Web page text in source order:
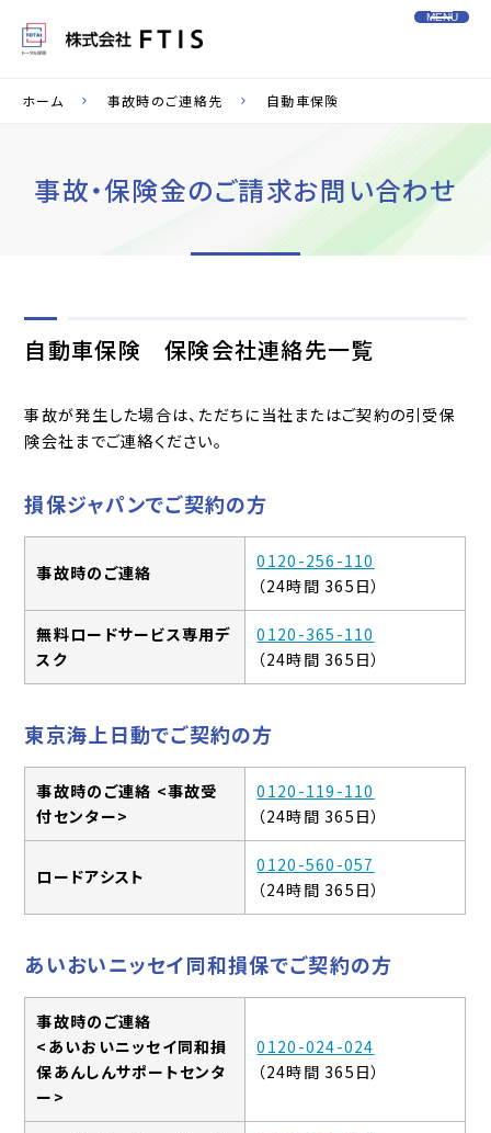
MENU
ホーム 事故時のご連絡先 自動車保険
事故・保険金のご請求お問い合わせ
自動車保険 保険会社連絡先一覧
事故が発生した場合は、ただちに当社またはご契約の引受保
険会社までご連絡ください。
損保ジャパンでご契約の方
事故時のご連絡
0120-256-110
（24時間 365日）
無料ロードサービス専用デ
スク
0120-365-110
（24時間 365日）
東京海上日動でご契約の方
事故時のご連絡 <事故受
付センター>
0120-119-110
（24時間 365日）
ロードアシスト
0120-560-057
（24時間 365日）
あいおいニッセイ同和損保でご契約の方
事故時のご連絡
<あいおいニッセイ同和損
保あんしんサポートセンタ
ー>
0120-024-024
（24時間 365日）